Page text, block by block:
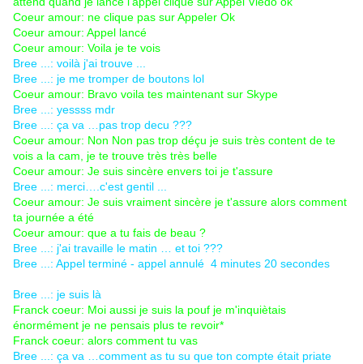
Coeur amour: ne clique pas sur Appeler Ok
Coeur amour: Appel lancé
Coeur amour: Voila je te vois
Bree ...: voilà j'ai trouve ...
Bree ...: je me tromper de boutons lol
Coeur amour: Bravo voila tes maintenant sur Skype
Bree ...: yessss mdr
Bree ...: ça va …pas trop decu ???
Coeur amour: Non Non pas trop déçu je suis très content de te
vois a la cam, je te trouve très très belle
Coeur amour: Je suis sincère envers toi je t'assure
Bree ...: merci….c'est gentil ...
Coeur amour: Je suis vraiment sincère je t'assure alors comment
ta journée a été
Coeur amour: que a tu fais de beau ?
Bree ...: j'ai travaille le matin … et toi ???
Bree ...: Appel terminé - appel annulé 4 minutes 20 secondes
Bree ...: je suis là
Franck coeur: Moi aussi je suis la pouf je m'inquiètais
énormément je ne pensais plus te revoir*
Franck coeur: alors comment tu vas
Bree ...: ça va …comment as tu su que ton compte était priate